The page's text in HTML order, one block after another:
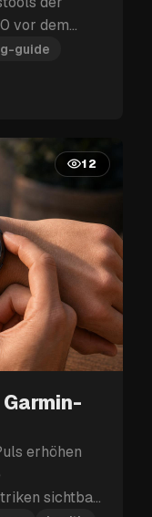
vor dem
guide
12
erhöhen
sichtbar